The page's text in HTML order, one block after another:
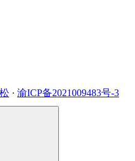
· 渝ICP备2021009483号-3